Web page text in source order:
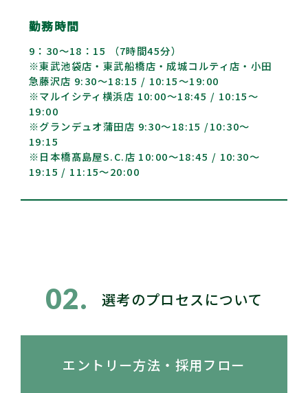
勤務時間
9：30～18：15 （7時間45分）
※東武池袋店・東武船橋店・成城コルティ店・小田
急藤沢店 9:30～18:15 / 10:15～19:00
※マルイシティ横浜店 10:00～18:45 / 10:15～
19:00
※グランデュオ蒲田店 9:30～18:15 /10:30～
19:15
※日本橋髙島屋S.C.店 10:00～18:45 / 10:30～
19:15 / 11:15～20:00
選考のプロセスについて
エントリー方法・採用フロー